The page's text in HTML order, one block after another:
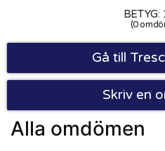
BETYG:
(0
Gå till
Skriv en
Alla omdömen